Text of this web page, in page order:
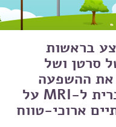
בראשות
סרטן ושל
את ההשפעה
האפשרית של חשיפה עוברית ל-MRI על
ארוכי-טווח